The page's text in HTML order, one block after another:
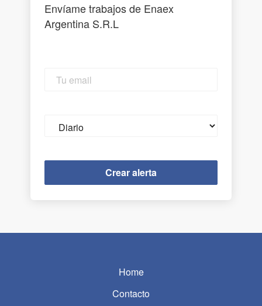
Envíame trabajos de Enaex
Argentina S.R.L
email
frequency
Home
Contacto